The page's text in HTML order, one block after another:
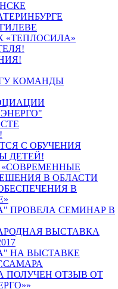
«ТЕПЛОСИЛА»
КОМАНДЫ
С ОБУЧЕНИЯ
ДЕТЕЙ!
В ОБЛАСТИ
В
ПРОВЕЛА СЕМИНАР В
ВЫСТАВКА
НА ВЫСТАВКЕ
ПОЛУЧЕН ОТЗЫВ ОТ